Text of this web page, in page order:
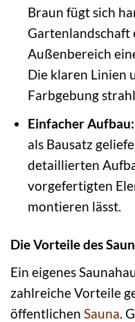
Braun fügt sich
Gartenlandschaft
Außenbereich
Die klaren Linien
Farbgebung
Einfacher Aufbau:
als Bausatz
detaillierten
vorgefertigten
montieren lässt.
Die Vorteile des
Ein eigenes
zahlreiche Vorteile
öffentlichen Sauna .